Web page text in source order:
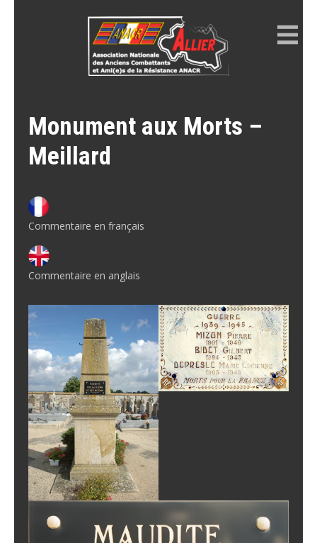
Monument aux Morts –
Meillard
Commentaire en français
Commentaire en anglais